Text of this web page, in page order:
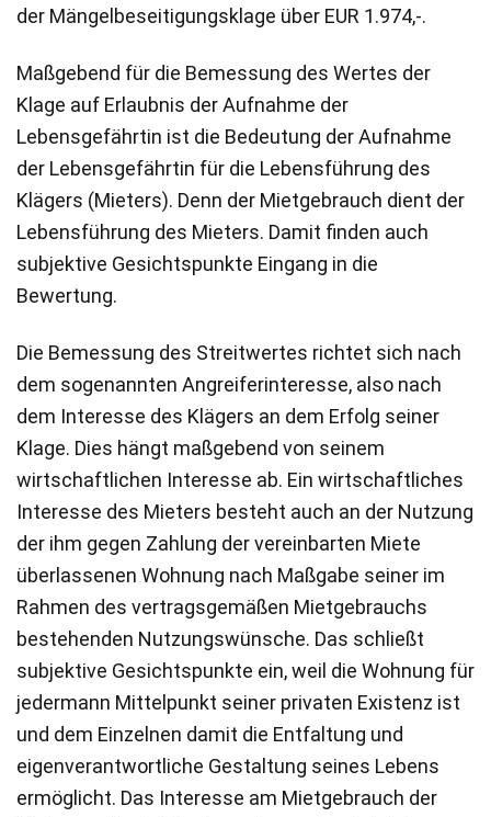
der Mängelbeseitigungsklage über EUR 1.974,-.
Maßgebend für die Bemessung des Wertes der
Klage auf Erlaubnis der Aufnahme der
Lebensgefährtin ist die Bedeutung der Aufnahme
der Lebensgefährtin für die Lebensführung des
Klägers (Mieters). Denn der Mietgebrauch dient der
Lebensführung des Mieters. Damit finden auch
subjektive Gesichtspunkte Eingang in die
Bewertung.
Die Bemessung des Streitwertes richtet sich nach
dem sogenannten Angreiferinteresse, also nach
dem Interesse des Klägers an dem Erfolg seiner
Klage. Dies hängt maßgebend von seinem
wirtschaftlichen Interesse ab. Ein wirtschaftliches
Interesse des Mieters besteht auch an der Nutzung
der ihm gegen Zahlung der vereinbarten Miete
überlassenen Wohnung nach Maßgabe seiner im
Rahmen des vertragsgemäßen Mietgebrauchs
bestehenden Nutzungswünsche. Das schließt
subjektive Gesichtspunkte ein, weil die Wohnung für
jedermann Mittelpunkt seiner privaten Existenz ist
und dem Einzelnen damit die Entfaltung und
eigenverantwortliche Gestaltung seines Lebens
ermöglicht. Das Interesse am Mietgebrauch der